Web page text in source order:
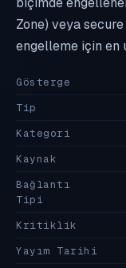
Zone) veya
engelleme için en
Gösterge
Tip
Kategori
Kaynak
Bağlantı
Tipi
Kritiklik
Yayım Tarihi